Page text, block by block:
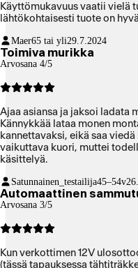
Käyttömukavuus vaatii vielä
lähtökohtaisesti tuote on
Maer65 tai yli29.7.2024
Toimiva murikka
Arvosana 4/5
Ajaa asiansa ja jaksoi ladata
Kännykkää lataa monen
kannettavaksi, eikä saa
vaikuttava kuori, muttei
käsittelyä.
Satunnainen_testailija45–54v
Automaattinen
Arvosana 3/5
Kun verkottimen 12V
(tässä tapauksessa